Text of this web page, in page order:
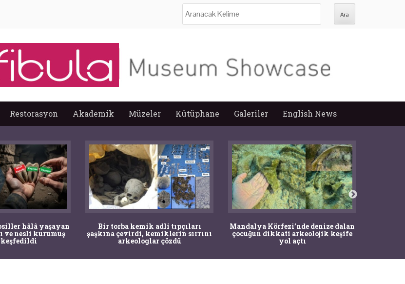
Restorasyon Akademik Müzeler Kütüphane Galeriler English News
hâlâ yaşayan
ve nesli kurumuş
Bir torba kemik adli tıpçıları
şaşkına çevirdi, kemiklerin sırrını
arkeologlar çözdü
Mandalya Körfezi’nde denize dalan
çocuğun dikkati arkeolojik keşife
yol açtı